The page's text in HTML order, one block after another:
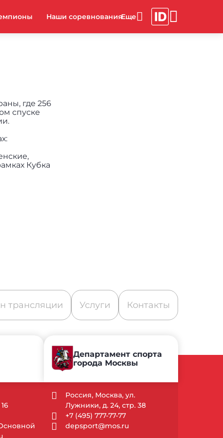
Наши соревнования
где 256
спуске
Кубка
трансляции Услуги Контакты
Департамент спорта
города Москвы
Россия, Москва, ул.
Лужники, д. 24, стр. 38
+7 (495) 777-77-77
depsport@mos.ru